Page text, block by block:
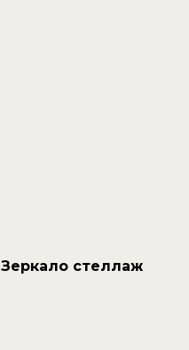
Зеркало стеллаж